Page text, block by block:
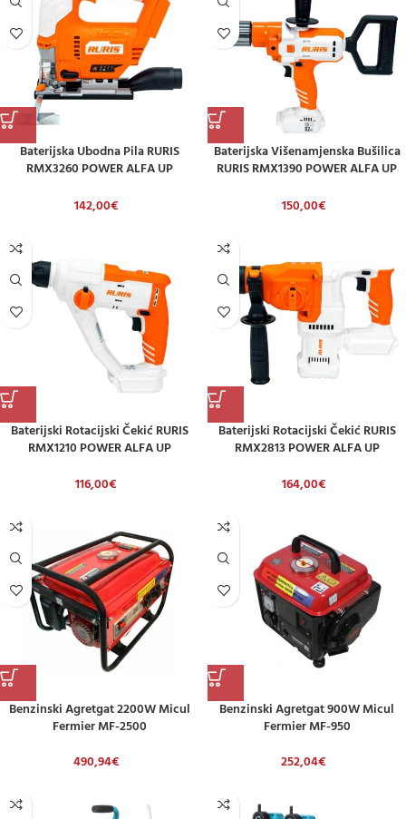
Baterijska Ubodna Pila RURIS
RMX3260 POWER ALFA UP
142,00€
Baterijska Višenamjenska Bušilica
RURIS RMX1390 POWER ALFA UP
150,00€
Baterijski Rotacijski Čekić RURIS
RMX1210 POWER ALFA UP
116,00€
Baterijski Rotacijski Čekić RURIS
RMX2813 POWER ALFA UP
164,00€
Benzinski Agretgat 2200W Micul
Fermier MF-2500
490,94€
Benzinski Agretgat 900W Micul
Fermier MF-950
252,04€